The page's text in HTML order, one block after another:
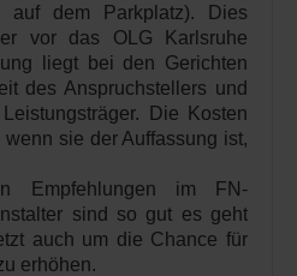
auf dem Parkplatz). Dies
vor das OLG Karlsruhe
liegt bei den Gerichten
des Anspruchstellers und
Die Kosten
sie der Auffassung ist,
Empfehlungen im FN-
sind so gut es geht
auch um die Chance für
erhöhen.